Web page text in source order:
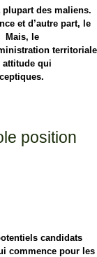
plupart des maliens.
et d’autre part, le
Mais, le
territoriale
attitude qui
position
candidats
commence pour les